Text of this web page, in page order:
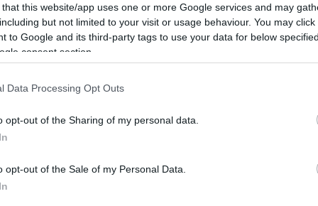
that this website/app uses one or more Google services and may
but not limited to your visit or usage behaviour. You may
to Google and its third-party tags to use your data for below
consent section.
Data Processing Opt Outs
opt-out of the Sharing of my personal data.
opt-out of the Sale of my Personal Data.
το σπίτι και την
ημέρας ενδέχεται να
πιθανόν λόγω
την τάση σου
Ωστόσο, καθώς
αισθητά,
που αναζητάς. Μια
οικογενειακό
να νιώσεις πιο